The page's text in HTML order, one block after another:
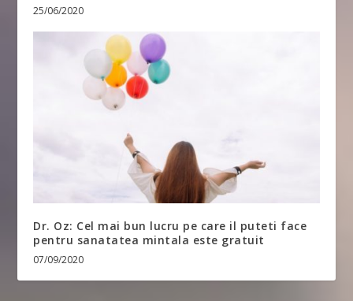
25/06/2020
Dr. Oz: Cel mai bun lucru pe care il puteti face
pentru sanatatea mintala este gratuit
07/09/2020